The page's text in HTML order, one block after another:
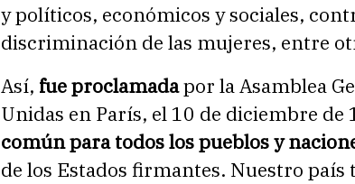
y políticos, económicos y sociales,
discriminación de las mujeres, entre
Así, fue proclamadapor la Asamblea
Unidas en París, el 10 de diciembre de
común para todos los pueblos y
de los Estados firmantes. Nuestro